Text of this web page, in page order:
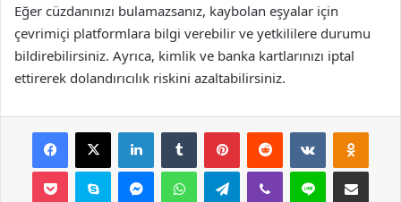
Eğer cüzdanınızı bulamazsanız, kaybolan eşyalar için
çevrimiçi platformlara bilgi verebilir ve yetkililere durumu
bildirebilirsiniz. Ayrıca, kimlik ve banka kartlarınızı iptal
ettirerek dolandırıcılık riskini azaltabilirsiniz.
Facebook
X LinkedInTumblr PinterestReddit VKontakte
Pocket Skype MessengerWhatsAppTelegramViber Line E-Posta ile